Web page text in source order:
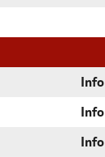
Info
Info
Info